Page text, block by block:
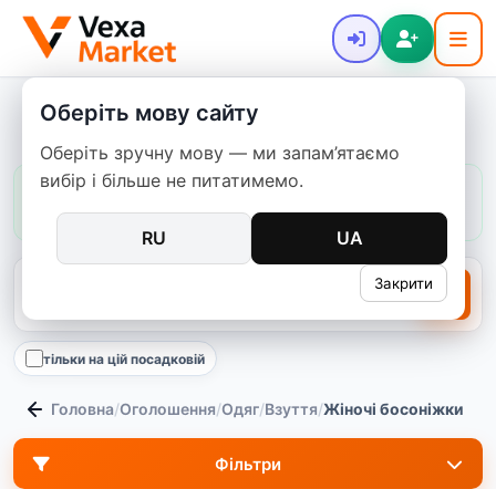
Оберіть мову сайту
Оберіть зручну мову — ми запам’ятаємо
вибір і більше не питатимемо.
RU UA
Закрити
Жіночі босоніжки
Ціни в цій категорії:зазвичай600–4 999 ₴
медіана2 450 ₴2545пропозицій
тільки на цій посадковій
Головна/Оголошення/Одяг/Взуття/Жіночі босоніжки
Фільтри